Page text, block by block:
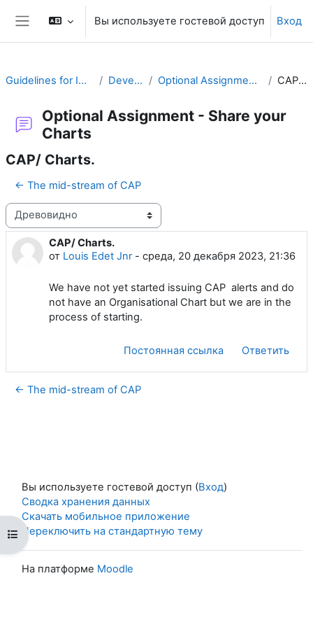
Перейти к основному содержанию
Боковая панель
Вы используете гостевой доступ Вход
Открыть оглавление курса
Guidelines for Implementing CAP Develop a Plan Optional Assignment - Share your Charts CAP/ Charts.
Optional Assignment - Share your
Charts
CAP/ Charts.
← The mid-stream of CAP
Режим отображения
CAP/ Charts.
от Louis Edet Jnr- среда, 20 декабря 2023, 21:36
Количество ответов: 0
We have not yet started issuing CAP alerts and do
not have an Organisational Chart but we are in the
process of starting.
Постоянная ссылка Ответить
← The mid-stream of CAP
Вы используете гостевой доступ (Вход)
Сводка хранения данных
Скачать мобильное приложение
Переключить на стандартную тему
На платформе Moodle